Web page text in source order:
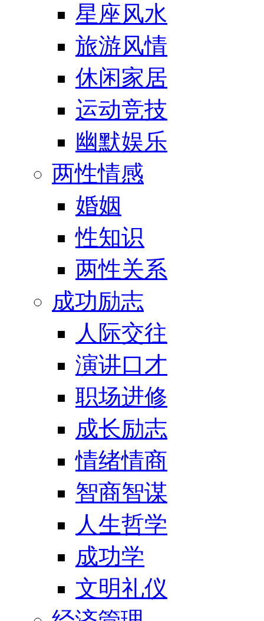
星座风水
旅游风情
休闲家居
运动竞技
幽默娱乐
两性情感
婚姻
性知识
两性关系
成功励志
人际交往
演讲口才
职场进修
成长励志
情绪情商
智商智谋
人生哲学
成功学
文明礼仪